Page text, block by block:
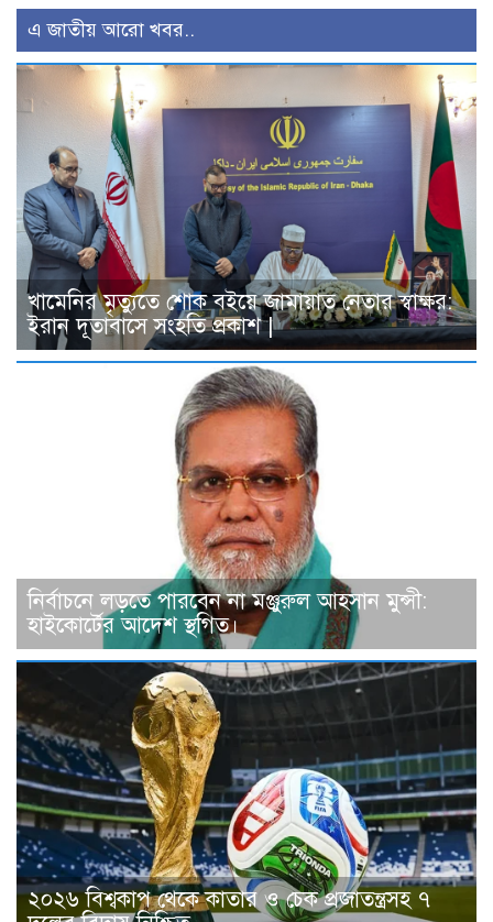
এ জাতীয় আরো খবর..
খামেনির মৃত্যুতে শোক বইয়ে জামায়াত নেতার স্বাক্ষর:
ইরান দূতাবাসে সংহতি প্রকাশ |
নির্বাচনে লড়তে পারবেন না মঞ্জুরুল আহসান মুন্সী:
হাইকোর্টের আদেশ স্থগিত।
২০২৬ বিশ্বকাপ থেকে কাতার ও চেক প্রজাতন্ত্রসহ ৭